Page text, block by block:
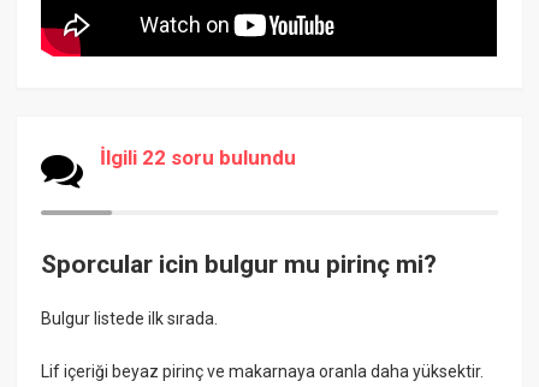
İlgili 22 soru bulundu
Sporcular icin bulgur mu pirinç mi?
Bulgur listede ilk sırada.
Lif içeriği beyaz pirinç ve makarnaya oranla daha yüksektir.